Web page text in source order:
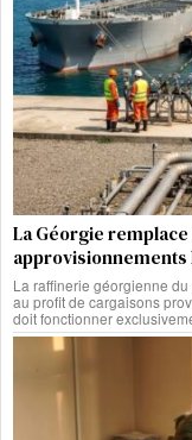
La Géorgie
approvisionnements
La raffinerie géorgienne
au profit de cargaisons
doit fonctionner